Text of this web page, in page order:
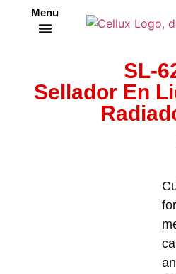
Menu
SL-
Sellador En